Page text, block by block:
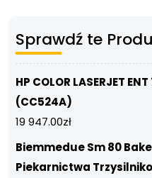
Sprawdź te
HP COLOR LASERJET
(CC524A)
19 947.00zł
Biemmedue Sm 80
Piekarnictwa